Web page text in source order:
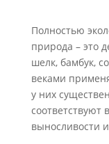
Полностью
природа – это
шелк, бамбук,
веками
у них
соответствуют
выносливости